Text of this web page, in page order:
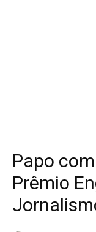
Papo
Prêmio